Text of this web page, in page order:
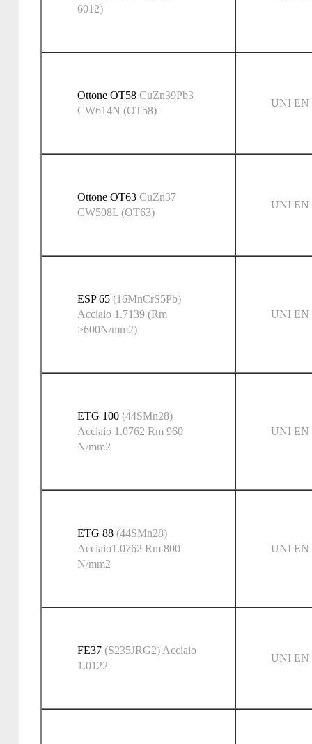
6012)
Ottone OT58 CuZn39Pb3
CW614N (OT58)
UNI EN
Ottone OT63 CuZn37
CW508L (OT63)
UNI EN
ESP 65 (16MnCrS5Pb)
Acciaio 1.7139 (Rm
>600N/mm2)
UNI EN
ETG 100 (44SMn28)
Acciaio 1.0762 Rm 960
N/mm2
UNI EN
ETG 88 (44SMn28)
Acciaio1.0762 Rm 800
N/mm2
UNI EN
FE37 (S235JRG2) Acciaio
1.0122
UNI EN